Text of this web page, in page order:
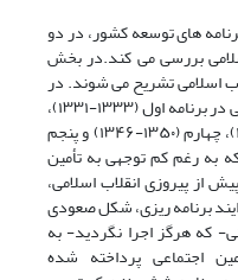
های توسعه کشور، در دو
بررسی می کند.در بخش
اسلامی تشریح می شوند. در
ادامه، ضمن بررسی وضع تأمین اجتماعی در برنامه اول (۱۳۳۳-۱۳۳۱)،
دوم (۱۳۴۰-۱۳۳۴)، سوم (۱۳۴۵-۱۳۴۱)، چهارم (۱۳۵۰-۱۳۴۶) و پنجم
می شود که به رغم کم توجهی به تأمین
از پیروزی انقلاب اسلامی،
برنامه ریزی، شکل صعودی
که هرگز اجرا نگردید- به
اجتماعی پرداخته شده